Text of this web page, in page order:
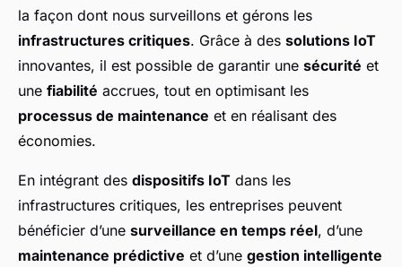
la façon dont nous surveillons et gérons les
infrastructures critiques. Grâce à des solutions IoT
innovantes, il est possible de garantir une sécurité et
une fiabilité accrues, tout en optimisant les
processus de maintenance et en réalisant des
économies.
En intégrant des dispositifs IoT dans les
infrastructures critiques, les entreprises peuvent
bénéficier d’une surveillance en temps réel, d’une
maintenance prédictive et d’une gestion intelligente